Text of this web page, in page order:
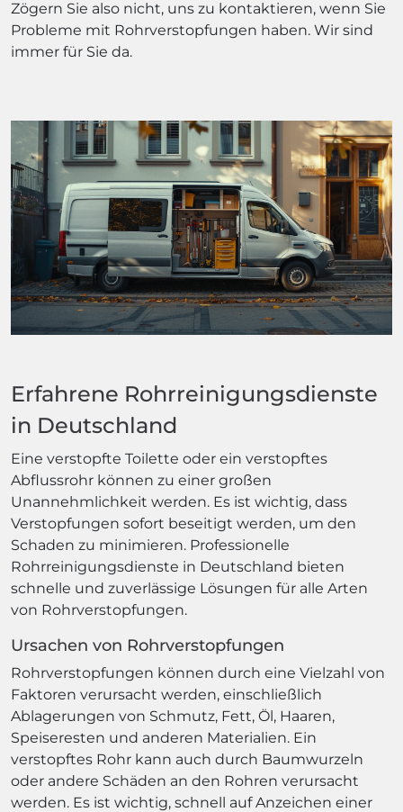
Zögern Sie also nicht, uns zu kontaktieren, wenn Sie
Probleme mit Rohrverstopfungen haben. Wir sind
immer für Sie da.
Erfahrene Rohrreinigungsdienste
in Deutschland
Eine verstopfte Toilette oder ein verstopftes
Abflussrohr können zu einer großen
Unannehmlichkeit werden. Es ist wichtig, dass
Verstopfungen sofort beseitigt werden, um den
Schaden zu minimieren. Professionelle
Rohrreinigungsdienste in Deutschland bieten
schnelle und zuverlässige Lösungen für alle Arten
von Rohrverstopfungen.
Ursachen von Rohrverstopfungen
Rohrverstopfungen können durch eine Vielzahl von
Faktoren verursacht werden, einschließlich
Ablagerungen von Schmutz, Fett, Öl, Haaren,
Speiseresten und anderen Materialien. Ein
verstopftes Rohr kann auch durch Baumwurzeln
oder andere Schäden an den Rohren verursacht
werden. Es ist wichtig, schnell auf Anzeichen einer